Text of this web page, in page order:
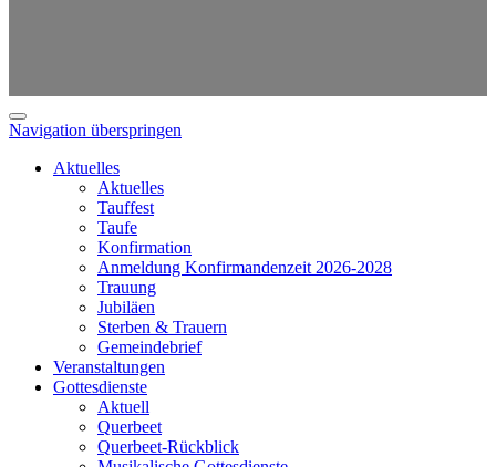
Navigation überspringen
Aktuelles
Aktuelles
Tauffest
Taufe
Konfirmation
Anmeldung Konfirmandenzeit 2026-2028
Trauung
Jubiläen
Sterben & Trauern
Gemeindebrief
Veranstaltungen
Gottesdienste
Aktuell
Querbeet
Querbeet-Rückblick